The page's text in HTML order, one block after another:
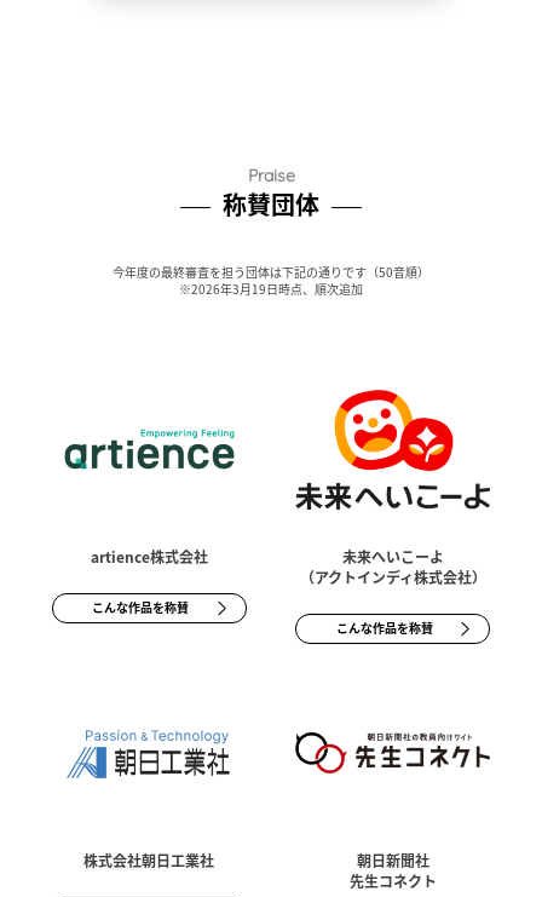
Praise
称賛団体
今年度の最終審査を担う団体は下記の通りです（50音順）
※2026年3月19日時点、順次追加
artience株式会社
こんな作品を称賛
未来へいこーよ
（アクトインディ株式会社）
こんな作品を称賛
株式会社朝日工業社
朝日新聞社
先生コネクト